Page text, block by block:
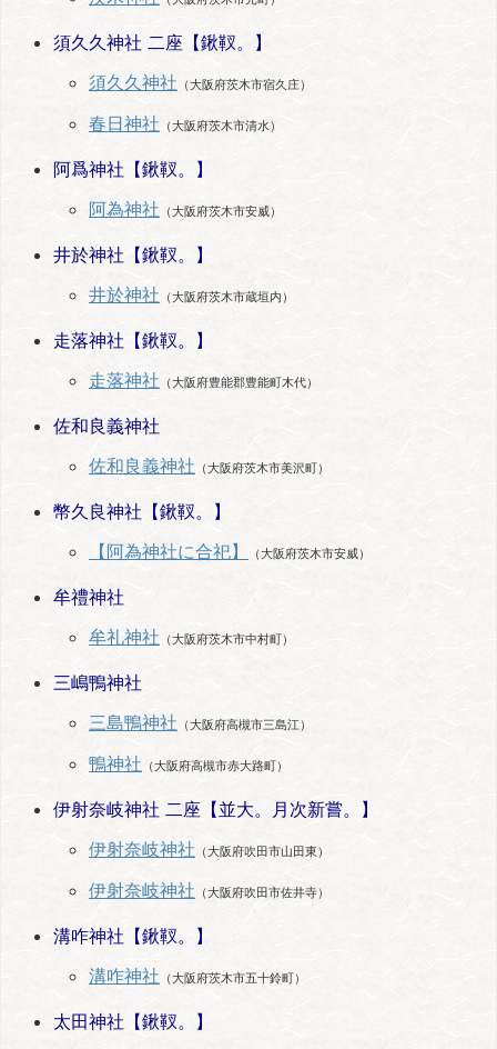
須久久神社 二座【鍬靫。】
須久久神社 （大阪府茨木市宿久庄）
春日神社 （大阪府茨木市清水）
阿爲神社【鍬靫。】
阿為神社 （大阪府茨木市安威）
井於神社【鍬靫。】
井於神社 （大阪府茨木市蔵垣内）
走落神社【鍬靫。】
走落神社 （大阪府豊能郡豊能町木代）
佐和良義神社
佐和良義神社 （大阪府茨木市美沢町）
幣久良神社【鍬靫。】
【阿為神社に合祀】
（大阪府茨木市安威）
牟禮神社
牟礼神社 （大阪府茨木市中村町）
三嶋鴨神社
三島鴨神社 （大阪府高槻市三島江）
鴨神社 （大阪府高槻市赤大路町）
伊射奈岐神社 二座【並大。月次新嘗。】
伊射奈岐神社 （大阪府吹田市山田東）
伊射奈岐神社 （大阪府吹田市佐井寺）
溝咋神社【鍬靫。】
溝咋神社 （大阪府茨木市五十鈴町）
太田神社【鍬靫。】